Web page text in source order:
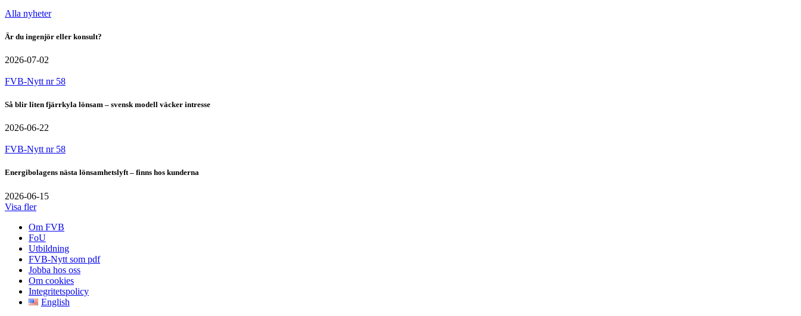
Alla nyheter
Är du ingenjör eller konsult?
2026-07-02
FVB-Nytt nr 58
Så blir liten fjärrkyla lönsam – svensk modell väcker intresse
2026-06-22
FVB-Nytt nr 58
Energibolagens nästa lönsamhetslyft – finns hos kunderna
2026-06-15
Visa fler
Om FVB
FoU
Utbildning
FVB-Nytt som pdf
Jobba hos oss
Om cookies
Integritetspolicy
English